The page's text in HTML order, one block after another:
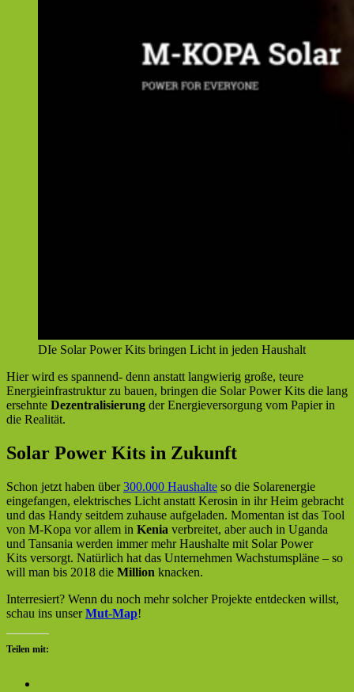
DIe Solar Power Kits bringen Licht in jeden Haushalt
Hier wird es spannend- denn anstatt langwierig große, teure
Energieinfrastruktur zu bauen, bringen die Solar Power Kits die lang
ersehnte Dezentralisierung der Energieversorgung vom Papier in
die Realität.
Solar Power Kits in Zukunft
Schon jetzt haben über300.000 Haushalte so die Solarenergie
eingefangen, elektrisches Licht anstatt Kerosin in ihr Heim gebracht
und das Handy seitdem zuhause aufgeladen. Momentan ist das Tool
von M-Kopa vor allem in Kenia verbreitet, aber auch in Uganda
und Tansania werden immer mehr Haushalte mit Solar Power
Kits versorgt. Natürlich hat das Unternehmen Wachstumspläne – so
will man bis 2018 die Million knacken.
Interresiert? Wenn du noch mehr solcher Projekte entdecken willst,
schau ins unserMut-Map!
Teilen mit: